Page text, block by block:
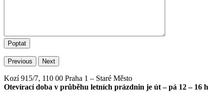
Previous Next
Kozí 915/7, 110 00 Praha 1 – Staré Město
Otevírací doba v průběhu letních prázdnin je út – pá 12 – 16 h